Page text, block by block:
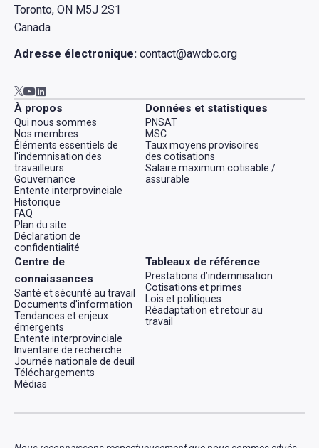
Toronto, ON M5J 2S1
Canada
Adresse électronique:contact@awcbc.org
Aller à AWCBC / ACATC twitter in new tab
Aller à AWCBC / ACATC youtube in new tab
À propos
Qui nous sommes
Nos membres
Éléments essentiels de
l'indemnisation des
travailleurs
Gouvernance
Entente interprovinciale
Historique
FAQ
Plan du site
Déclaration de
confidentialité
Données et statistiques
PNSAT
MSC
Taux moyens provisoires
des cotisations
Salaire maximum cotisable /
assurable
Centre de
connaissances
Santé et sécurité au travail
Documents d'information
Tendances et enjeux
émergents
Entente interprovinciale
Inventaire de recherche
Journée nationale de deuil
Téléchargements
Médias
Tableaux de référence
Prestations d’indemnisation
Cotisations et primes
Lois et politiques
Réadaptation et retour au
travail